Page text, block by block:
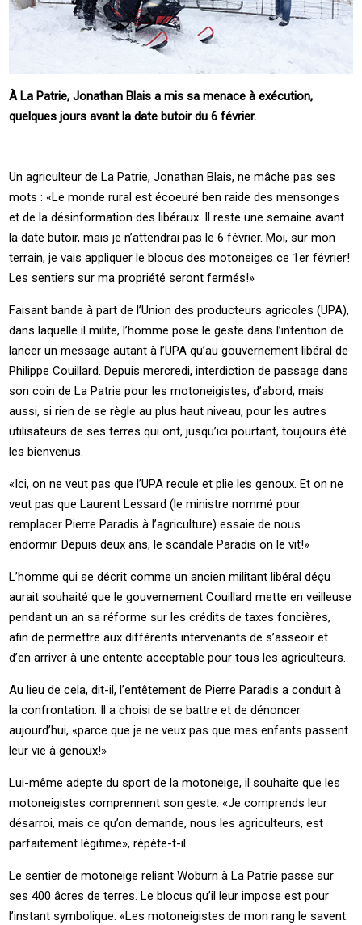
À La Patrie, Jonathan Blais a mis sa menace à exécution,
quelques jours avant la date butoir du 6 février.
Un agriculteur de La Patrie, Jonathan Blais, ne mâche pas ses
mots : «Le monde rural est écoeuré ben raide des mensonges
et de la désinformation des libéraux. Il reste une semaine avant
la date butoir, mais je n’attendrai pas le 6 février. Moi, sur mon
terrain, je vais appliquer le blocus des motoneiges ce 1er février!
Les sentiers sur ma propriété seront fermés!»
Faisant bande à part de l’Union des producteurs agricoles (UPA),
dans laquelle il milite, l’homme pose le geste dans l’intention de
lancer un message autant à l’UPA qu’au gouvernement libéral de
Philippe Couillard. Depuis mercredi, interdiction de passage dans
son coin de La Patrie pour les motoneigistes, d’abord, mais
aussi, si rien de se règle au plus haut niveau, pour les autres
utilisateurs de ses terres qui ont, jusqu’ici pourtant, toujours été
les bienvenus.
«Ici, on ne veut pas que l’UPA recule et plie les genoux. Et on ne
veut pas que Laurent Lessard (le ministre nommé pour
remplacer Pierre Paradis à l’agriculture) essaie de nous
endormir. Depuis deux ans, le scandale Paradis on le vit!»
L’homme qui se décrit comme un ancien militant libéral déçu
aurait souhaité que le gouvernement Couillard mette en veilleuse
pendant un an sa réforme sur les crédits de taxes foncières,
afin de permettre aux différents intervenants de s’asseoir et
d’en arriver à une entente acceptable pour tous les agriculteurs.
Au lieu de cela, dit-il, l’entêtement de Pierre Paradis a conduit à
la confrontation. Il a choisi de se battre et de dénoncer
aujourd’hui, «parce que je ne veux pas que mes enfants passent
leur vie à genoux!»
Lui-même adepte du sport de la motoneige, il souhaite que les
motoneigistes comprennent son geste. «Je comprends leur
désarroi, mais ce qu’on demande, nous les agriculteurs, est
parfaitement légitime», répète-t-il.
Le sentier de motoneige reliant Woburn à La Patrie passe sur
ses 400 âcres de terres. Le blocus qu’il leur impose est pour
l’instant symbolique. «Les motoneigistes de mon rang le savent.